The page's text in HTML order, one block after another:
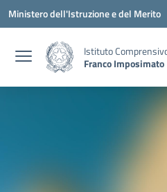
Vai ai contenuti
Vai al menu di navigazione
Vai al footer
Ministero dell'Istruzione e del Merito
Istituto
Franco Imposimato